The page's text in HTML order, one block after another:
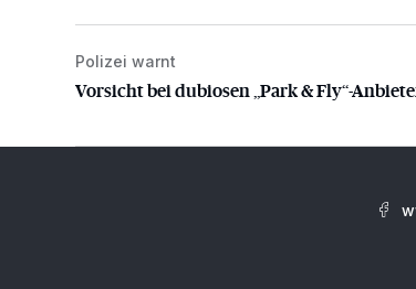
Vorsicht bei dubiosen „Park & Fly“-
Polizei warnt
Vorsicht bei dubiosen „Park & Fly“-